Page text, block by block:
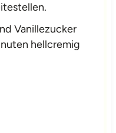
Vanillezucker
hellcremig